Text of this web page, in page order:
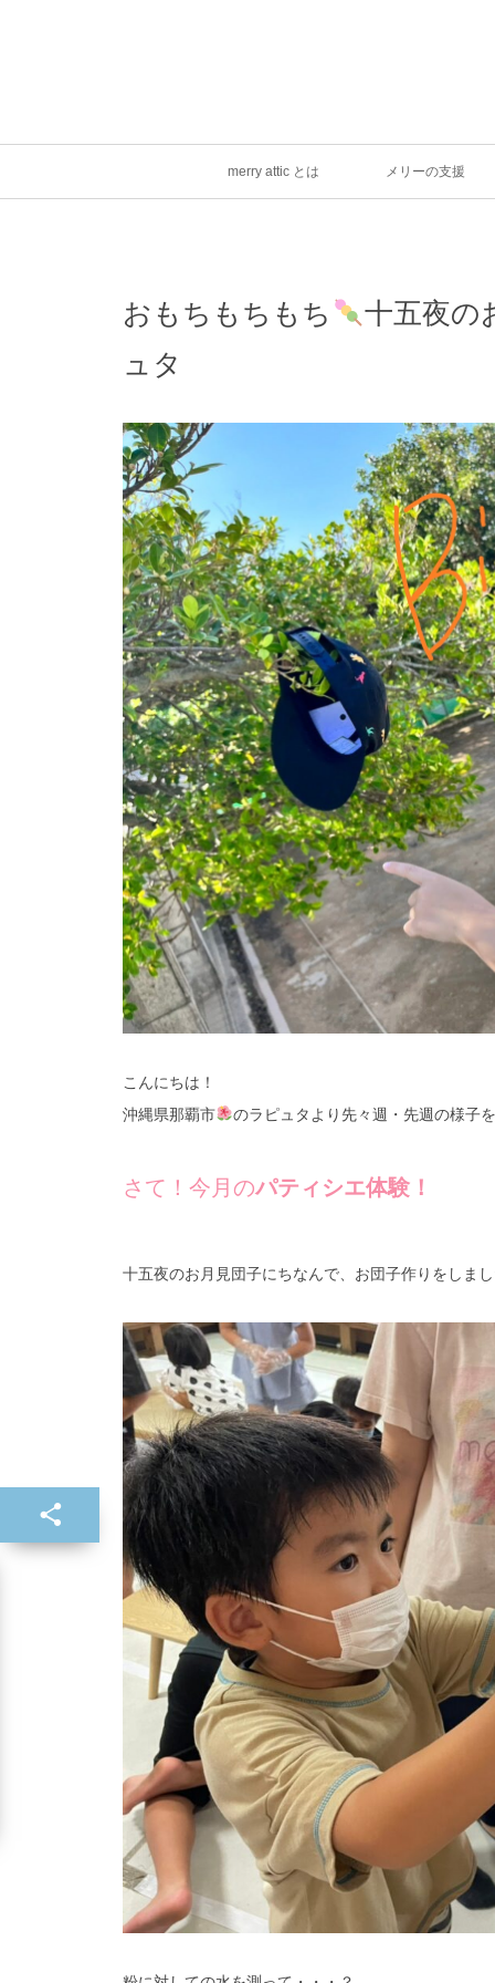
merry attic とは メリーの支援
おもちもちもち
十五夜の
ュタ
こんにちは！
沖縄県那覇市
のラピュタより先々週・先週の様子
さて！今月のパティシエ体験！
十五夜のお月見団子にちなんで、お団子作りをしま